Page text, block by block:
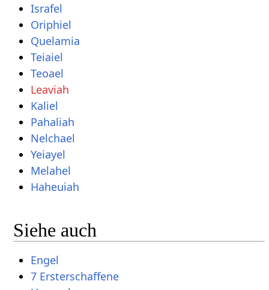
Israfel
Oriphiel
Quelamia
Teiaiel
Teoael
Leaviah
Kaliel
Pahaliah
Nelchael
Yeiayel
Melahel
Haheuiah
Siehe auch
Engel
7 Ersterschaffene